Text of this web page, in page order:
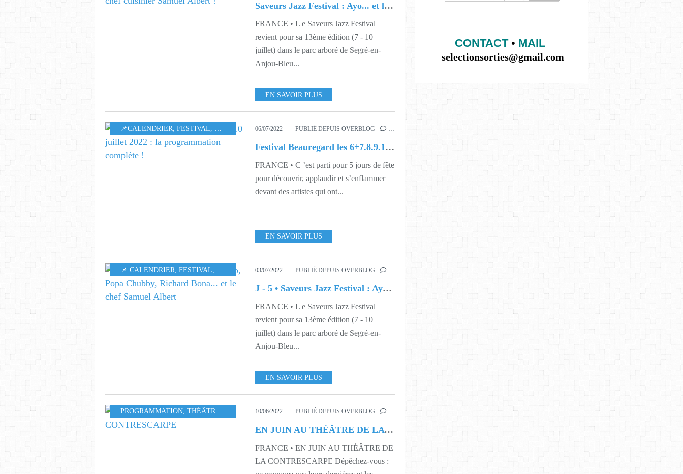
Saveurs Jazz Festival : Ayo... et le chef cuisinier Samuel Albert !
FRANCE • L e Saveurs Jazz Festival
revient pour sa 13ème édition (7 - 10
juillet) dans le parc arboré de Segré-en-
Anjou-Bleu...
EN SAVOIR PLUS
📌CALENDRIER, FESTIVAL, MUSIQUE PROGRAMMATION, S9,S27
06/07/2022 PUBLIÉ DEPUIS OVERBLOG …
Festival Beauregard les 6+7.8.9.10 juillet 2022 : la programmation complète !
FRANCE • C ’est parti pour 5 jours de fête
pour découvrir, applaudir et s’enflammer
devant des artistes qui ont...
EN SAVOIR PLUS
📌 CALENDRIER, FESTIVAL, MUSIQUE PROGRAMMATION,S26,S27
03/07/2022 PUBLIÉ DEPUIS OVERBLOG …
J - 5 • Saveurs Jazz Festival : Ayo, Popa Chubby, Richard Bona... et le chef Samuel Albert
FRANCE • L e Saveurs Jazz Festival
revient pour sa 13ème édition (7 - 10
juillet) dans le parc arboré de Segré-en-
Anjou-Bleu...
EN SAVOIR PLUS
PROGRAMMATION, THÉÂTRE , S25,S26
10/06/2022 PUBLIÉ DEPUIS OVERBLOG …
EN JUIN AU THÉÂTRE DE LA CONTRESCARPE
FRANCE • EN JUIN AU THÉÂTRE DE
LA CONTRESCARPE Dépêchez-vous :
CONTACT• MAIL
selectionsorties@gmail.com